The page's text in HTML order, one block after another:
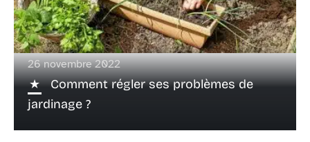
26 novembre 2022
Comment régler ses problèmes de
jardinage ?